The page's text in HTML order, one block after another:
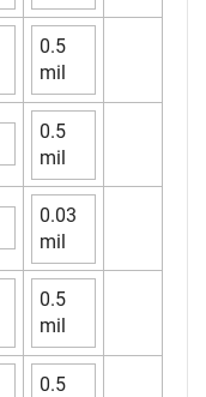
0.5
mil
0.5
mil
0.03
mil
0.5
mil
0.5